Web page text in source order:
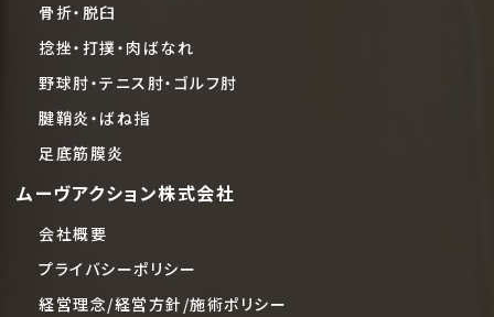
骨折・脱臼
捻挫・打撲・肉ばなれ
野球肘・テニス肘・ゴルフ肘
腱鞘炎・ばね指
足底筋膜炎
ムーヴアクション株式会社
会社概要
プライバシーポリシー
経営理念/経営方針/施術ポリシー